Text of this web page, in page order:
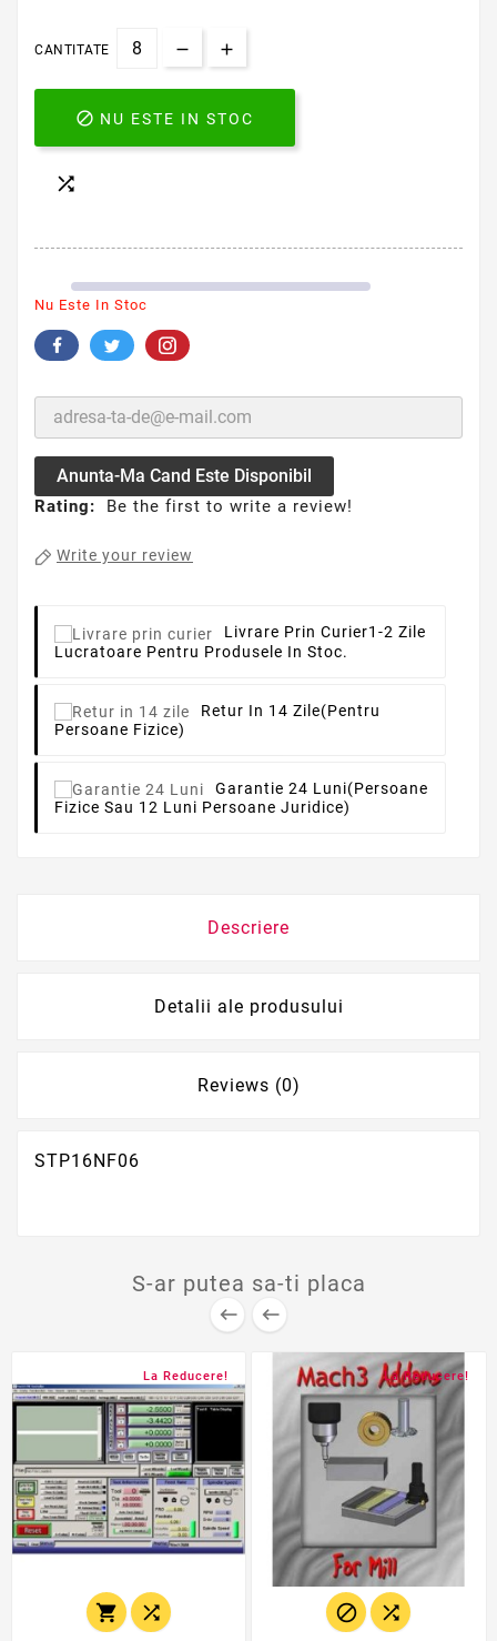
CANTITATE
 NU ESTE IN STOC

Nu Este In Stoc
Anunta-Ma Cand Este Disponibil
Rating: Be the first to write a review!
Write your review
Livrare Prin Curier1-2 Zile
Lucratoare Pentru Produsele In Stoc.
Retur In 14 Zile(pentru
Persoane Fizice)
Garantie 24 Luni(persoane
Fizice Sau 12 Luni Persoane Juridice)
Descriere
Detalii ale produsului
Reviews (0)
STP16NF06
S-ar putea sa-ti placa
 
La Reducere!
 
La Reducere!
 